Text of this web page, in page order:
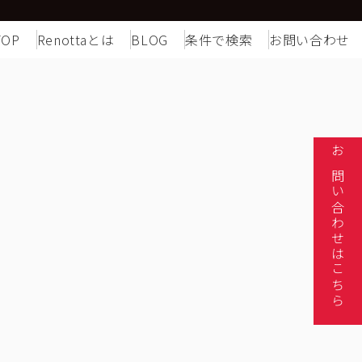
Renottaとは BLOG 条件で検索 お問い合わせ
お問い合わせはこちら